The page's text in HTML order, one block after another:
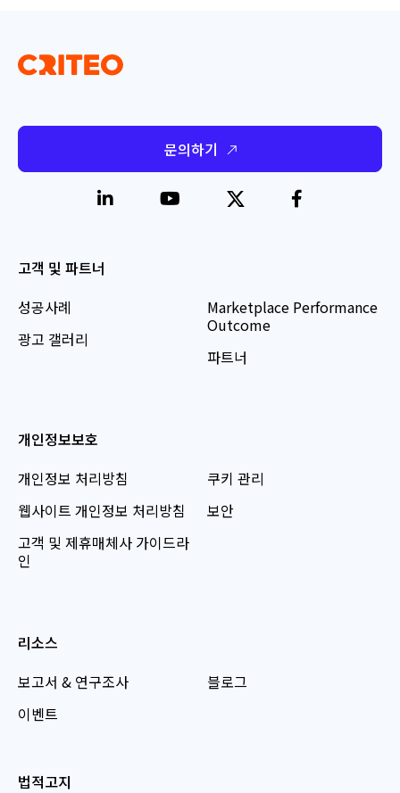
문의하기
고객 및 파트너
성공사례
광고 갤러리
Marketplace Performance
Outcome
파트너
개인정보보호
개인정보 처리방침
웹사이트 개인정보 처리방침
고객 및 제휴매체사 가이드라
인
쿠키 관리
보안
리소스
보고서 & 연구조사
이벤트
블로그
법적고지